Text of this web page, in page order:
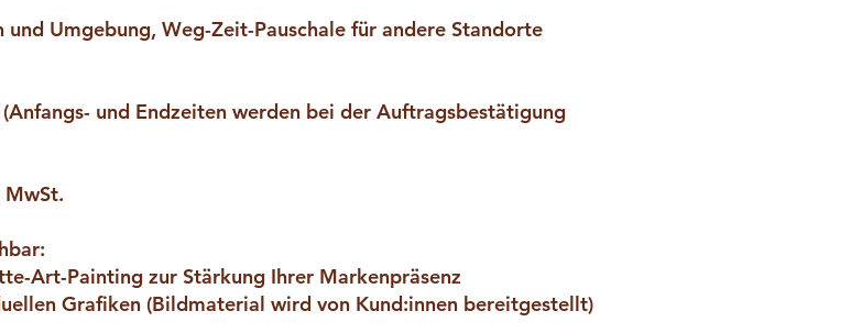
Umgebung, Weg-Zeit-Pauschale für andere Standorte
und Endzeiten werden bei der Auftragsbestätigung
Art-Painting zur Stärkung Ihrer Markenpräsenz
Grafiken (Bildmaterial wird von Kund:innen bereitgestellt)